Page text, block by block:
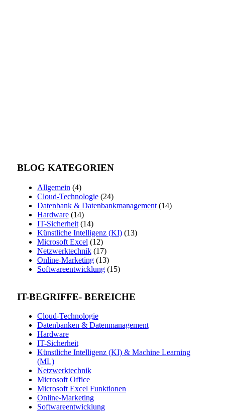
BLOG KATEGORIEN
Allgemein (4)
Cloud-Technologie(24)
Datenbank & Datenbankmanagement(14)
Hardware(14)
IT-Sicherheit(14)
Künstliche Intelligenz (KI)(13)
Microsoft Excel (12)
Netzwerktechnik(17)
Online-Marketing(13)
Softwareentwicklung(15)
IT-BEGRIFFE- BEREICHE
Cloud-Technologie
Datenbanken & Datenmanagement
Hardware
IT-Sicherheit
Künstliche Intelligenz (KI) & Machine Learning
(ML)
Netzwerktechnik
Microsoft Office
Microsoft Excel Funktionen
Online-Marketing
Softwareentwicklung